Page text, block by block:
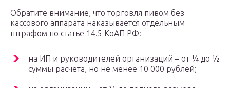
Обратите внимание, что торговля пивом без
кассового аппарата наказывается отдельным
штрафом по статье 14.5 КоАП РФ:
на ИП и руководителей организаций – от ¼ до ½
суммы расчета, но не менее 10 000 рублей;